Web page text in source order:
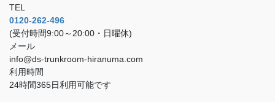
TEL
0120-262-496
(受付時間9:00～20:00・日曜休)
メール
info@ds-trunkroom-hiranuma.com
利用時間
24時間365日利用可能です